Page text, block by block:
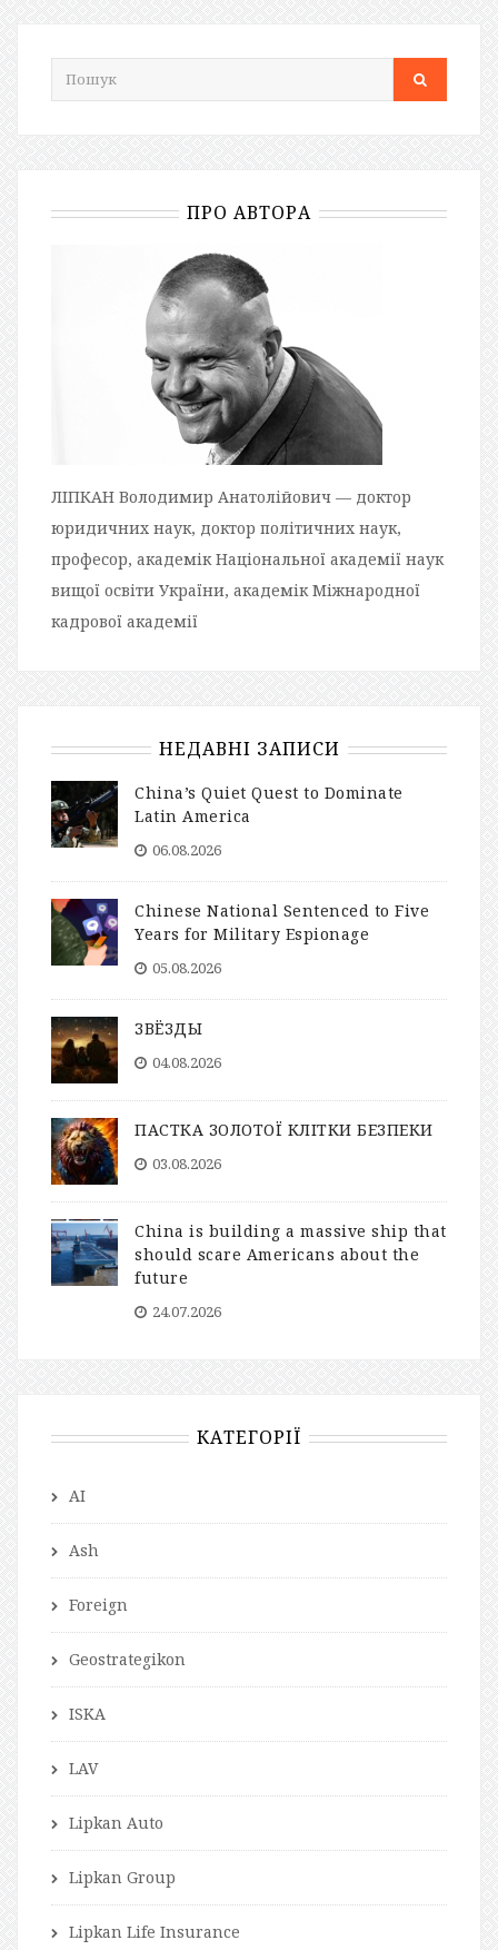
ПРО АВТОРА
ЛІПКАН Володимир Анатолійович — доктор
юридичних наук, доктор політичних наук,
професор, академік Національної академії наук
вищої освіти України, академік Міжнародної
кадрової академії
НЕДАВНІ ЗАПИСИ
China’s Quiet Quest to Dominate
Latin America
06.08.2026
Chinese National Sentenced to Five
Years for Military Espionage
05.08.2026
ЗВЁЗДЫ
04.08.2026
ПАСТКА ЗОЛОТОЇ КЛІТКИ БЕЗПЕКИ
03.08.2026
China is building a massive ship that
should scare Americans about the
future
24.07.2026
КАТЕГОРІЇ
AI
Ash
Foreign
Geostrategikon
ISKA
LAV
Lipkan Auto
Lipkan Group
Lipkan Life Insurance